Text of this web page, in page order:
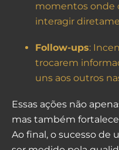
momentos onde
interagir
Follow-ups:
trocarem
uns aos outros
Essas ações não
mas também
Ao final, o sucesso de